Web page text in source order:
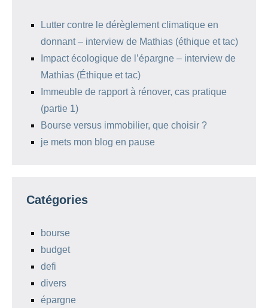
Lutter contre le dérèglement climatique en
donnant – interview de Mathias (éthique et tac)
Impact écologique de l’épargne – interview de
Mathias (Éthique et tac)
Immeuble de rapport à rénover, cas pratique
(partie 1)
Bourse versus immobilier, que choisir ?
je mets mon blog en pause
Catégories
bourse
budget
defi
divers
épargne